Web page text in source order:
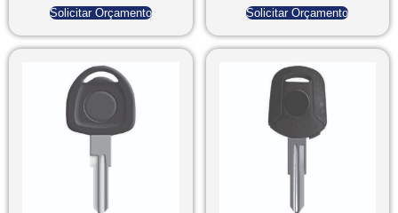
Solicitar Orçamento Solicitar Orçamento